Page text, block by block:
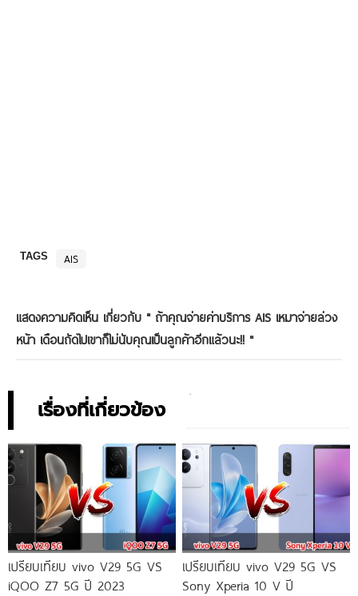
TAGS AIS
แสดงความคิดเห็น เกี่ยวกับ " ถ้าคุณจ่ายค่าบริการ AIS เหมาจ่ายล่วง
หน้า เดือนถัดไปเขาก็ไม่นับคุณเป็นลูกค้าอีกแล้วนะ!! "
เรื่องที่เกี่ยวข้อง
เปรียบเทียบ vivo V29 5G VS
iQOO Z7 5G ปี 2023
เปรียบเทียบ vivo V29 5G VS
Sony Xperia 10 V ปี